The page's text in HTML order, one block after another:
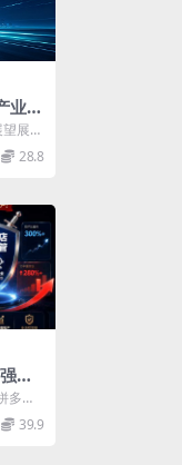
业崛
易争
展开
内车
28.8
付
双
劣
多多
...
39.9